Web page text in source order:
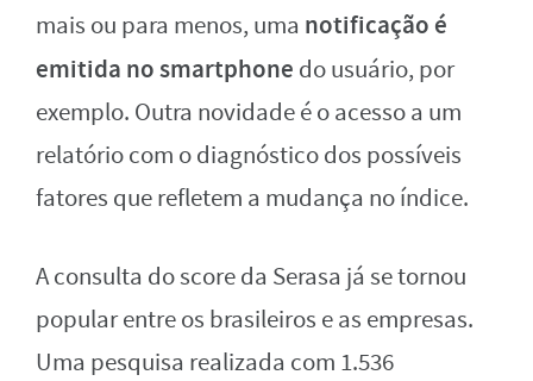
mais ou para menos, uma notificação é
emitida no smartphone do usuário, por
exemplo. Outra novidade é o acesso a um
relatório com o diagnóstico dos possíveis
fatores que refletem a mudança no índice.
A consulta do score da Serasa já se tornou
popular entre os brasileiros e as empresas.
Uma pesquisa realizada com 1.536